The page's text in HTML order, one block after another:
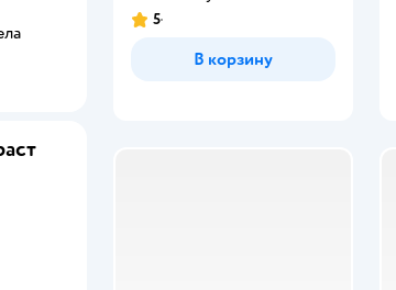
5
В корзину